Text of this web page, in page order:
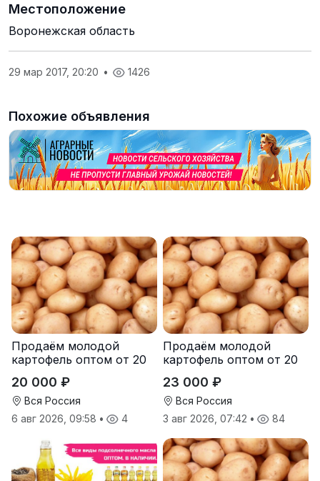
Местоположение
Воронежская область
29 мар 2017, 20:20 • 1426
Похожие объявления
Продаём молодой
картофель оптом от 20
20 000 ₽
Вся Россия
6 авг 2026, 09:58 • 4
Продаём молодой
картофель оптом от 20
23 000 ₽
Вся Россия
3 авг 2026, 07:42 • 84